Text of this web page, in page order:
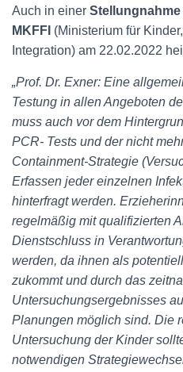
Auch in einer
MKFFI (Ministerium für
Integration) am 22.02.2022
„Prof. Dr. Exner: Eine
Testung in allen Angeboten
muss auch vor dem
PCR- Tests und der nicht
Containment-Strategie
Erfassen jeder einzelnen
hinterfragt werden.
regelmäßig mit qualifizierten
Dienstschluss in
werden, da ihnen als
zukommt und durch das
Untersuchungsergebnisses
Planungen möglich sind. Die
Untersuchung der Kinder
notwendigen